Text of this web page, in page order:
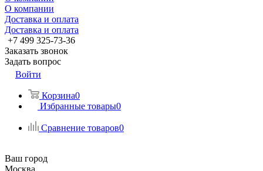
О компании
Доставка и оплата
Доставка и оплата
+7 499 325-73-36
Заказать звонок
Задать вопрос
Войти
Корзина0
Избранные товары0
Сравнение товаров0
Ваш город
Москва